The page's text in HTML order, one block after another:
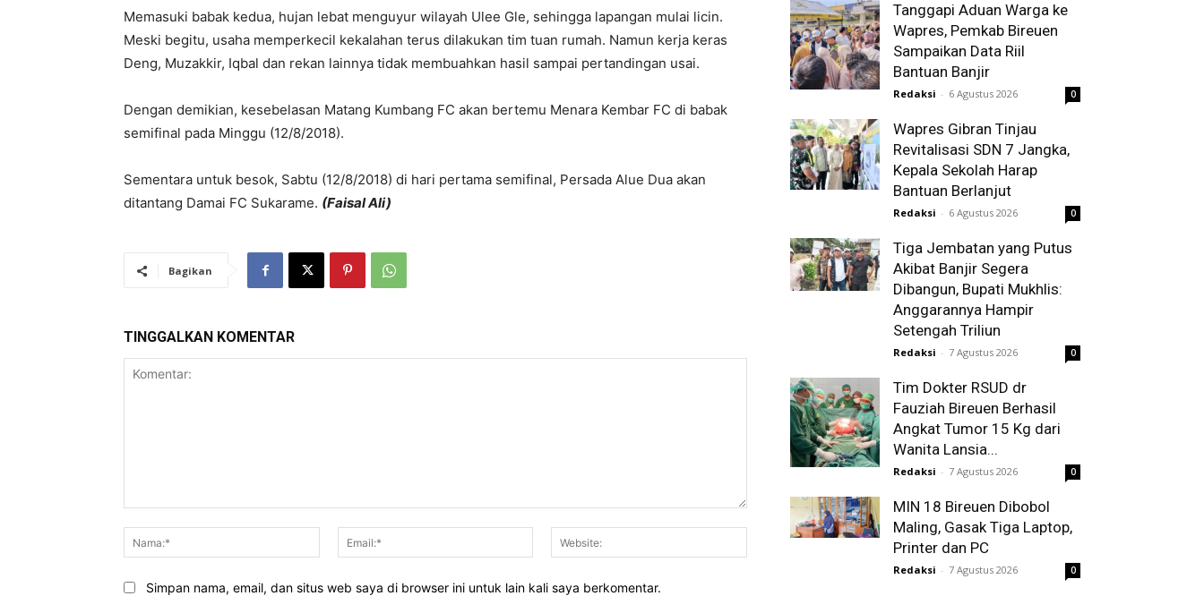
Memasuki babak kedua, hujan lebat menguyur wilayah Ulee Gle, sehingga lapangan mulai licin.
Meski begitu, usaha memperkecil kekalahan terus dilakukan tim tuan rumah. Namun kerja keras
Deng, Muzakkir, Iqbal dan rekan lainnya tidak membuahkan hasil sampai pertandingan usai.
Dengan demikian, kesebelasan Matang Kumbang FC akan bertemu Menara Kembar FC di babak
semifinal pada Minggu (12/8/2018).
Sementara untuk besok, Sabtu (12/8/2018) di hari pertama semifinal, Persada Alue Dua akan
ditantang Damai FC Sukarame. (Faisal Ali)
Bagikan
TINGGALKAN KOMENTAR
Nama:*
Email:* Website:
Simpan nama, email, dan situs web saya di browser ini untuk lain kali saya berkomentar.
Tanggapi Aduan Warga ke
Wapres, Pemkab Bireuen
Sampaikan Data Riil
Bantuan Banjir
Redaksi - 6 Agustus 2026 0
Wapres Gibran Tinjau
Revitalisasi SDN 7 Jangka,
Kepala Sekolah Harap
Bantuan Berlanjut
Redaksi - 6 Agustus 2026 0
Tiga Jembatan yang Putus
Akibat Banjir Segera
Dibangun, Bupati Mukhlis:
Anggarannya Hampir
Setengah Triliun
Redaksi - 7 Agustus 2026 0
Tim Dokter RSUD dr
Fauziah Bireuen Berhasil
Angkat Tumor 15 Kg dari
Wanita Lansia...
Redaksi - 7 Agustus 2026 0
MIN 18 Bireuen Dibobol
Maling, Gasak Tiga Laptop,
Printer dan PC
Redaksi - 7 Agustus 2026 0